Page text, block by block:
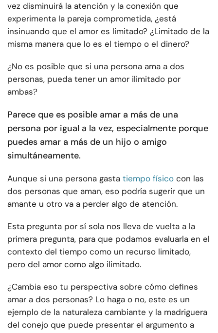
vez disminuirá la atención y la conexión que
experimenta la pareja comprometida, ¿está
insinuando que el amor es limitado? ¿Limitado de la
misma manera que lo es el tiempo o el dinero?
¿No es posible que si una persona ama a dos
personas, pueda tener un amor ilimitado por
ambas?
Parece que es posible amar a más de una
persona por igual a la vez, especialmente porque
puedes amar a más de un hijo o amigo
simultáneamente.
Aunque si una persona gasta tiempo físico con las
dos personas que aman, eso podría sugerir que un
amante u otro va a perder algo de atención.
Esta pregunta por sí sola nos lleva de vuelta a la
primera pregunta, para que podamos evaluarla en el
contexto del tiempo como un recurso limitado,
pero del amor como algo ilimitado.
¿Cambia eso tu perspectiva sobre cómo defines
amar a dos personas? Lo haga o no, este es un
ejemplo de la naturaleza cambiante y la madriguera
del conejo que puede presentar el argumento a